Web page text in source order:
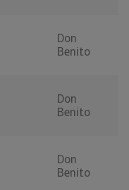
Don
Benito
Don
Benito
Don
Benito